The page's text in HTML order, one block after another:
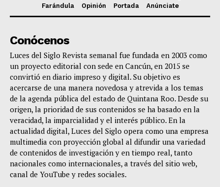
Farándula
Opinión Portada Anúnciate
Conócenos
Luces del Siglo Revista semanal fue fundada en 2003 como
un proyecto editorial con sede en Cancún, en 2015 se
convirtió en diario impreso y digital. Su objetivo es
acercarse de una manera novedosa y atrevida a los temas
de la agenda pública del estado de Quintana Roo. Desde su
origen, la prioridad de sus contenidos se ha basado en la
veracidad, la imparcialidad y el interés público. En la
actualidad digital, Luces del Siglo opera como una empresa
multimedia con proyección global al difundir una variedad
de contenidos de investigación y en tiempo real, tanto
nacionales como internacionales, a través del sitio web,
canal de YouTube y redes sociales.